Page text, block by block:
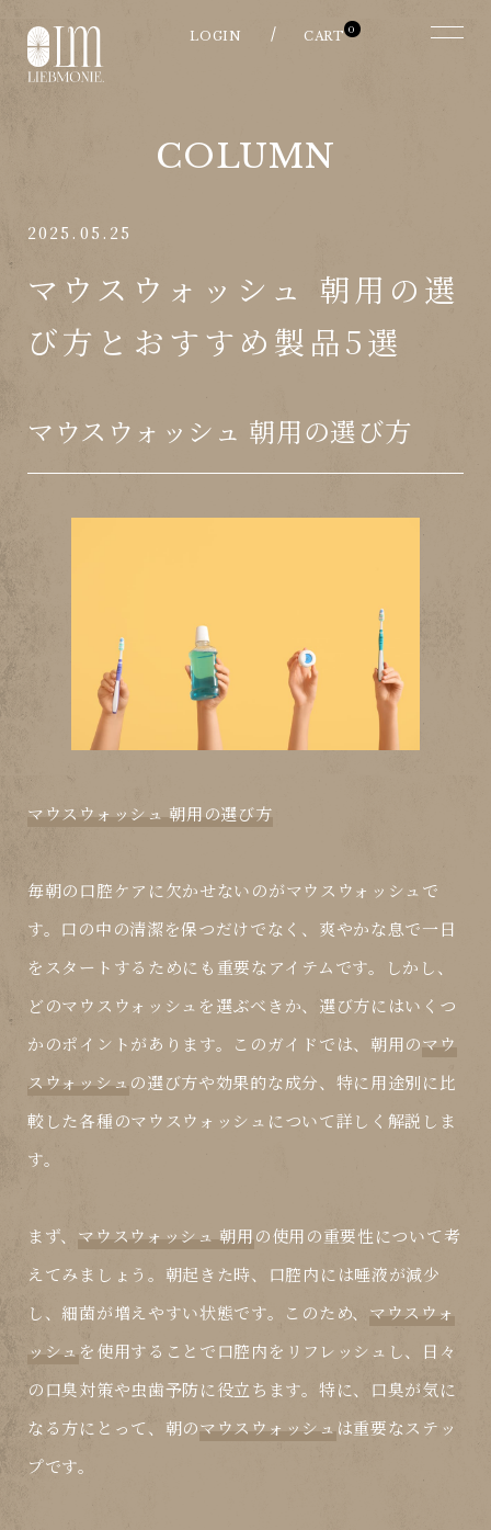
0
COLUMN
2025.05.25
マウスウォッシュ 朝用の選
び方とおすすめ製品5選
マウスウォッシュ 朝用の選び方
マウスウォッシュ 朝用の選び方
毎朝の口腔ケアに欠かせないのがマウスウォッシュで
す。口の中の清潔を保つだけでなく、爽やかな息で一日
をスタートするためにも重要なアイテムです。しかし、
どのマウスウォッシュ を選ぶべきか、選び方にはいくつ
かのポイントがあります。このガイドでは、朝用のマウ
スウォッシュの選び方や効果的な成分、特に用途別に比
較した各種のマウスウォッシュ について詳しく解説しま
す。
まず、 マウスウォッシュ 朝用の使用の重要性について考
えてみましょう。朝起きた時、口腔内には唾液が減少
し、細菌が増えやすい状態です。このため、 マウスウォ
ッシュ を使用することで口腔内をリフレッシュし、日々
の口臭対策や虫歯予防に役立ちます。特に、口臭が気に
なる方にとって、朝のマウスウォッシュ は重要なステッ
プです。